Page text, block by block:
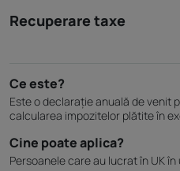
Recuperare taxe
Ce este?
Este o declarație anuală de venit
calcularea impozitelor plătite în
Cine poate aplica?
Persoanele care au lucrat în UK în